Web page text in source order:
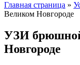
Главная страница »
Великом Новгороде
УЗИ
Новгороде